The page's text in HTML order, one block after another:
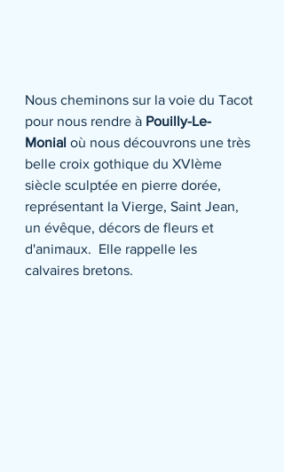
Nous cheminons sur la voie du Tacot
pour nous rendre à Pouilly-Le-
Monial où nous découvrons une très
belle croix gothique du XVIème
siècle sculptée en pierre dorée,
représentant la Vierge, Saint Jean,
un évêque, décors de fleurs et
d'animaux.  Elle rappelle les
calvaires bretons.